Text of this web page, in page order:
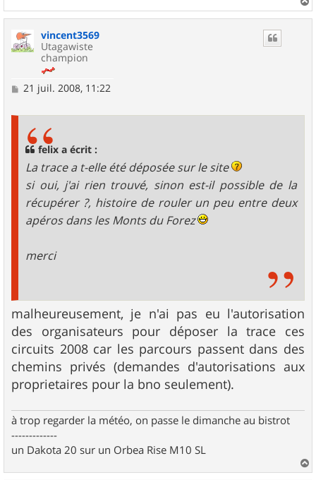
a
vincent3569
Utagawiste
champion
M
21 juil. 2008, 11:22
felix a écrit :
La trace a t-elle été déposée sur le site
si oui, j'ai rien trouvé, sinon est-il possible de la
récupérer ?, histoire de rouler un peu entre deux
apéros dans les Monts du Forez
merci
malheureusement, je n'ai pas eu l'autorisation
des organisateurs pour déposer la trace ces
circuits 2008 car les parcours passent dans des
chemins privés (demandes d'autorisations aux
proprietaires pour la bno seulement).
à trop regarder la météo, on passe le dimanche au bistrot
-------------
un Dakota 20 sur un Orbea Rise M10 SL
a